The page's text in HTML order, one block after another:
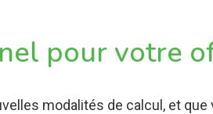
pour votre
modalités de calcul, et